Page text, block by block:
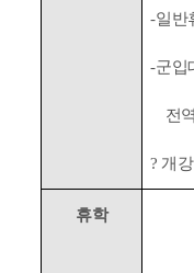
-일반
-군입
전
? 개
휴학